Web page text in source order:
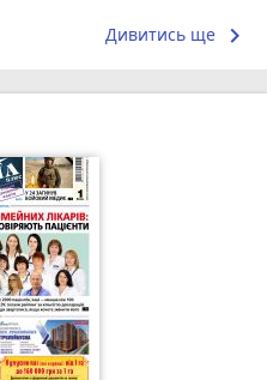
Дивитись ще keyboard_arrow_right